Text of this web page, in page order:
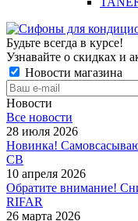
Будьте всегда в курсе!
Узнавайте о скидках и
Новости магазина
Новости
Все новости
28 июля 2026
Новинка!
СВ
10 апреля 2026
Обратите внимание!
RIFAR
26 марта 2026